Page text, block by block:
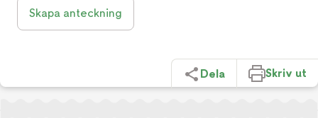
Skapa anteckning
Dela Skriv ut